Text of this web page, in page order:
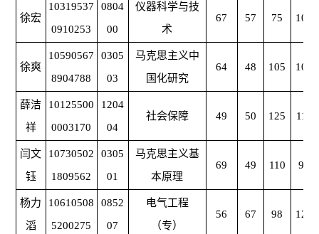
徐宏
10319537
0910253
0804
00
仪器科学与技
术
67 57 75 106
徐爽
10590567
8904788
0305
03
马克思主义中
国化研究
64 48 105 103
薛洁
祥
10125500
0003170
1204
04
社会保障 49 50 125 116
闫文
钰
10730502
1809562
0305
01
马克思主义基
本原理
69 49 110 96
杨力
滔
10610508
5200275
0852
07
电气工程
（专）
56 67 98 129